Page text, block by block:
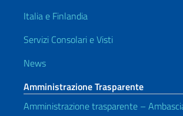
Italia e Finlandia
Servizi Consolari e Visti
News
Amministrazione Trasparente
Amministrazione trasparente –